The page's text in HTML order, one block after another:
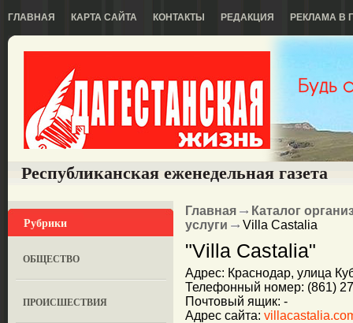
ГЛАВНАЯ КАРТА САЙТА КОНТАКТЫ РЕДАКЦИЯ РЕКЛАМА В
Республиканская еженедельная газета
Рубрики
ОБЩЕСТВО
ПРОИСШЕСТВИЯ
Главная
Каталог
услуги
Villa Castalia
"Villa Castalia"
Адрес: Краснодар, улица
Телефонный номер: (861)
Почтовый ящик: -
Адрес сайта: